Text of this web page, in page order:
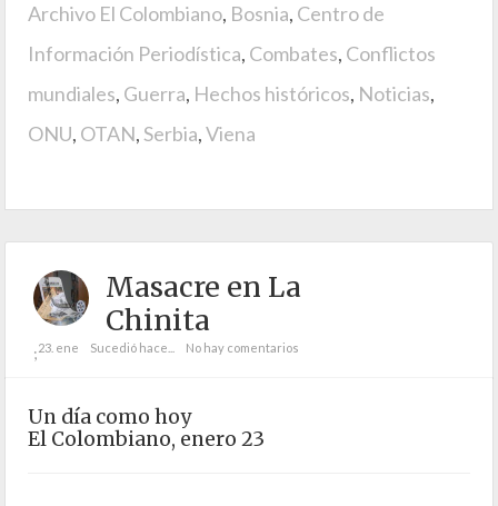
Archivo El Colombiano, Bosnia, Centro de
Información Periodística, Combates, Conflictos
mundiales, Guerra, Hechos históricos, Noticias,
ONU, OTAN,Serbia,Viena
Masacre en La
Chinita
;23. ene Sucedió hace... No hay comentarios
Un día como hoy
El Colombiano, enero 23